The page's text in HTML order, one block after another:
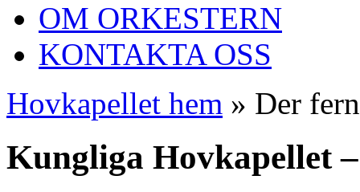
OM ORKESTERN
KONTAKTA OSS
Hovkapellet hem » Der
Kungliga Hovkapellet